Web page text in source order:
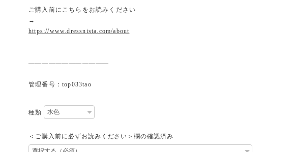
ご購入前にこちらをお読みください
→
https://www.dressnista.com/about
————————————
管理番号：top033tao
種類
＜ご購入前に必ずお読みください＞欄の確認済み